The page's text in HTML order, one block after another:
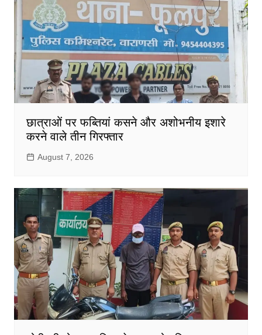
छात्राओं पर फब्तियां कसने और अशोभनीय इशारे
करने वाले तीन गिरफ्तार
August 7, 2026